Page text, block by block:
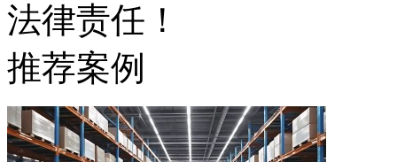
法律责任！
推荐案例